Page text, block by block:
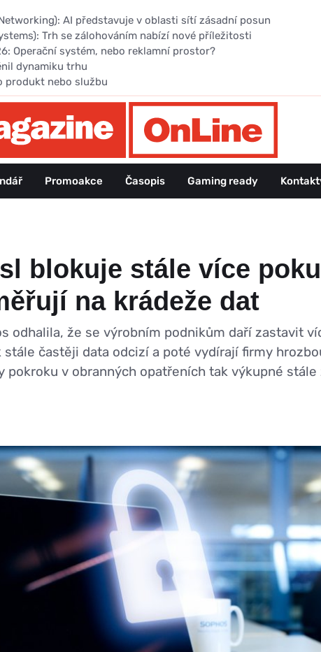
AI představuje v oblasti sítí zásadní posun
Trh se zálohováním nabízí nové příležitosti
Operační systém, nebo reklamní prostor?
dynamiku trhu
produkt nebo službu
Promoakce Časopis Gaming ready
blokuje stále více
na krádeže dat
odhalila, že se výrobním podnikům daří zastavit
častěji data odcizí a poté vydírají firmy
pokroku v obranných opatřeních tak výkupné